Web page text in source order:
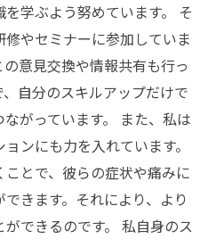
学ぶよう努めています。 そ
やセミナーに参加していま
意見交換や情報共有も行っ
自分のスキルアップだけで
がっています。 また、私は
ンにも力を入れています。
とで、彼らの症状や痛みに
きます。それにより、より
できるのです。 私自身のス